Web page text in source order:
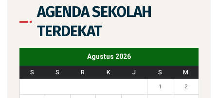
AGENDA SEKOLAH
TERDEKAT
Agustus 2026
S S R K J S M
1 2